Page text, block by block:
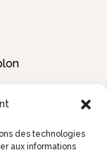
des technologies
aux informations